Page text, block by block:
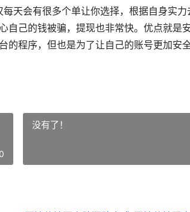
天会有很多个单让你选择，根据自身实力
自己的钱被骗，提现也非常快。优点就是
程序，但也是为了让自己的账号更加安全
没有了！